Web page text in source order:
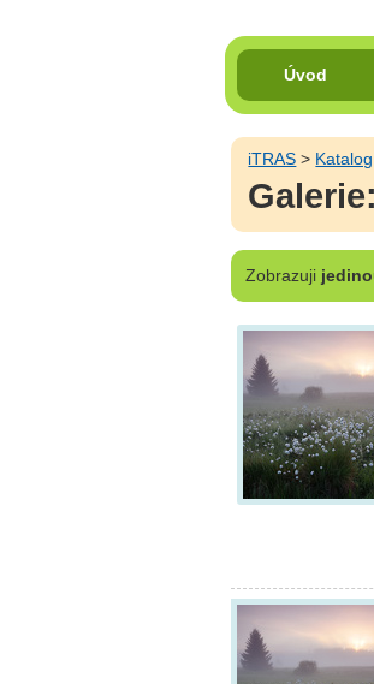
Úvod
iTRAS > Katalog
Zobrazuji